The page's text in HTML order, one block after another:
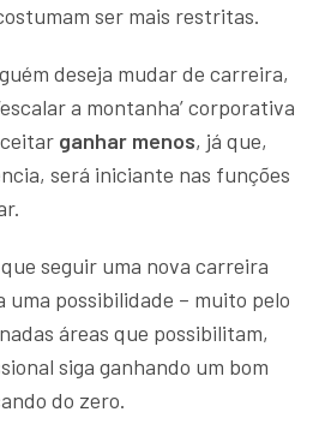
ser mais restritas.
deseja mudar de carreira,
a montanha’ corporativa
ganhar menos, já que,
será iniciante nas funções
seguir uma nova carreira
uma possibilidade – muito pelo
áreas que possibilitam,
siga ganhando um bom
do zero.